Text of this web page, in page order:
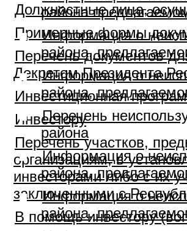
Должностные лица,
Примерные формы
Перечень документов
Декретом Президента
Инвестиционная
Инвестору
Перечень участков,
организациям, в
инвесторами либо с их
заключенными с
В помощь инвестору
района
Информация о
района,
Информация о
района,
Перечень
района
Информация о
района,
Информация о
района,